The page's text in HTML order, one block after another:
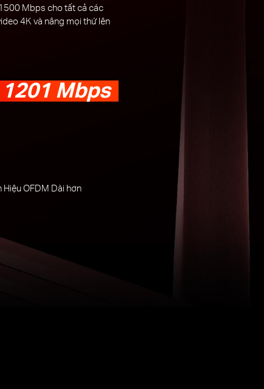
Mbps cho tất cả các
4K và nâng mọi thứ lên
1201 Mbps
Hiệu OFDM Dài hơn